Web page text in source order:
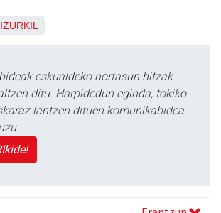
eskualdeko nortasun hitzak
ditu. Harpidedun eginda, tokiko
lantzen dituen komunikabidea